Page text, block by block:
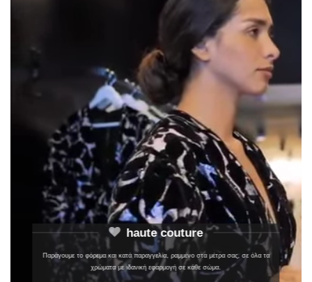
haute couture
Παράγουμε το φόρεμα και κατά παραγγελία, ραμμένο στα μέτρα σας, σε όλα τα
χρώματα με ιδανική εφαρμογή σε κάθε σώμα.